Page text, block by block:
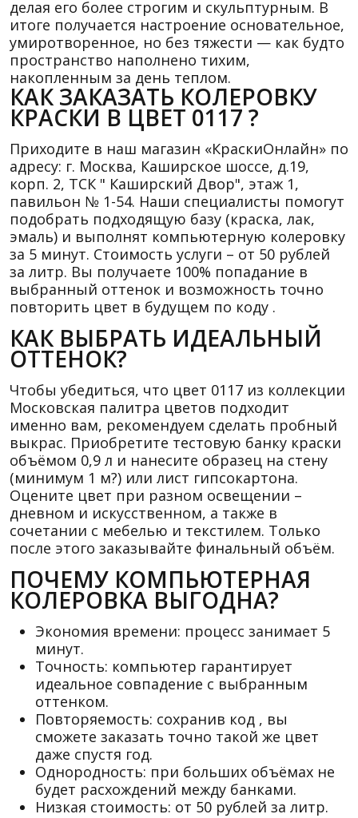
делая его более строгим и скульптурным. В
итоге получается настроение основательное,
умиротворенное, но без тяжести — как будто
пространство наполнено тихим,
накопленным за день теплом.
КАК ЗАКАЗАТЬ КОЛЕРОВКУ
КРАСКИ В ЦВЕТ 0117 ?
Приходите в наш магазин «КраскиОнлайн» по
адресу: г. Москва, Каширское шоссе, д.19,
корп. 2, ТСК " Каширский Двор", этаж 1,
павильон № 1-54. Наши специалисты помогут
подобрать подходящую базу (краска, лак,
эмаль) и выполнят компьютерную колеровку
за 5 минут. Стоимость услуги – от 50 рублей
за литр. Вы получаете 100% попадание в
выбранный оттенок и возможность точно
повторить цвет в будущем по коду .
КАК ВЫБРАТЬ ИДЕАЛЬНЫЙ
ОТТЕНОК?
Чтобы убедиться, что цвет 0117 из коллекции
Московская палитра цветов подходит
именно вам, рекомендуем сделать пробный
выкрас. Приобретите тестовую банку краски
объёмом 0,9 л и нанесите образец на стену
(минимум 1 м?) или лист гипсокартона.
Оцените цвет при разном освещении –
дневном и искусственном, а также в
сочетании с мебелью и текстилем. Только
после этого заказывайте финальный объём.
ПОЧЕМУ КОМПЬЮТЕРНАЯ
КОЛЕРОВКА ВЫГОДНА?
Экономия времени: процесс занимает 5
минут.
Точность: компьютер гарантирует
идеальное совпадение с выбранным
оттенком.
Повторяемость: сохранив код , вы
сможете заказать точно такой же цвет
даже спустя год.
Однородность: при больших объёмах не
будет расхождений между банками.
Низкая стоимость: от 50 рублей за литр.